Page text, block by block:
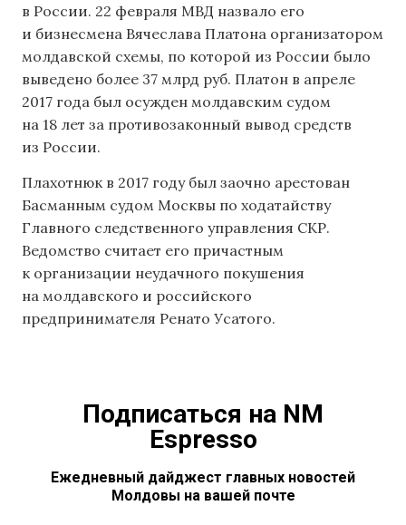
в России. 22 февраля МВД назвало его
и бизнесмена Вячеслава Платона организатором
молдавской схемы, по которой из России было
выведено более 37 млрд руб. Платон в апреле
2017 года был осужден молдавским судом
на 18 лет за противозаконный вывод средств
из России.
Плахотнюк в 2017 году был заочно арестован
Басманным судом Москвы по ходатайству
Главного следственного управления СКР.
Ведомство считает его причастным
к организации неудачного покушения
на молдавского и российского
предпринимателя Ренато Усатого.
Подписаться на NM
Espresso
Ежедневный дайджест главных новостей
Молдовы на вашей почте